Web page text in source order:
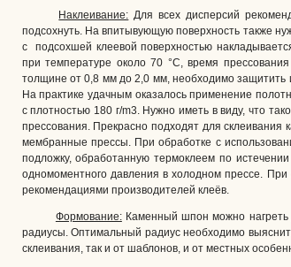
Наклеивание: Для всех дисперсий
подсохнуть. На впитывующую поверхность также
с подсохшей клеевой поверхностью
при температуре около 70 °C, время
толщине от 0,8 мм до 2,0 мм, необходимо защитить
На практике удачным оказалось применение
с плотностью 180 г/m3. Нужно иметь в виду, что
прессования. Прекрасно подходят для
мембранные прессы. При обработке с
подложку, обработанную термоклеем по
одномоментного давления в холодном прессе. При
рекомендациями производителей клеёв.
Формование:Каменный шпон можно нагреть
радиусы. Оптимальный радиус необходимо
склеивания, так и от шаблонов, и от местных